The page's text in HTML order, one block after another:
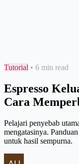
Tutorial • 6 min read
Espresso
Cara
Pelajari penyebab
mengatasinya.
untuk hasil sempurna.